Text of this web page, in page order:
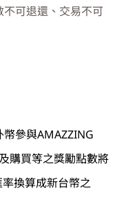
可退還、交易不可
幣參與AMAZZING
購買等之獎勵點數將
換算成新台幣之